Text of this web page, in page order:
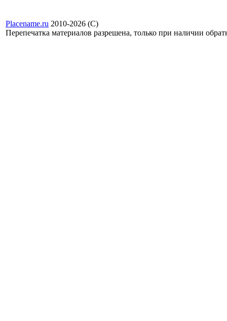
Placename.ru 2010-2026 (С)
Перепечатка материалов разрешена, только при наличии